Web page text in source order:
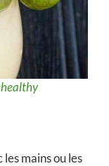
mains ou les